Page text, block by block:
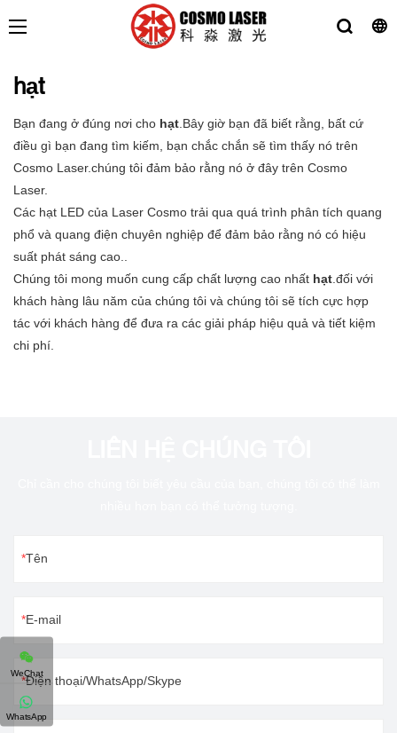
hạt
Bạn đang ở đúng nơi cho hạt.Bây giờ bạn đã biết rằng, bất cứ
điều gì bạn đang tìm kiếm, bạn chắc chắn sẽ tìm thấy nó trên
Cosmo Laser.chúng tôi đảm bảo rằng nó ở đây trên Cosmo
Laser.
Các hạt LED của Laser Cosmo trải qua quá trình phân tích quang
phổ và quang điện chuyên nghiệp để đảm bảo rằng nó có hiệu
suất phát sáng cao..
Chúng tôi mong muốn cung cấp chất lượng cao nhất hạt.đối với
khách hàng lâu năm của chúng tôi và chúng tôi sẽ tích cực hợp
tác với khách hàng để đưa ra các giải pháp hiệu quả và tiết kiệm
chi phí.
Tên
E-mail
Điện thoại/WhatsApp/Skype
WeChat
WhatsApp